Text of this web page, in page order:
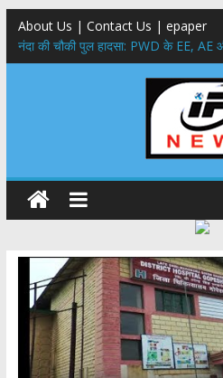
About Us | Contact Us | epaper
नंदा की चौकी पुल हादसा: PWD के EE, AE
पर सख्त कार्रवाई
सरकारी नीतियों में शामिल किए जाएंगे छात्र
विद्यार्थी मंथन कार्यक्रम में शामिल हुए सीएम
उत्तराखंड में बढ़ेंगे राजस्व के स्रोत: इको-
मुख्यमंत्री ने उत्तराखण्ड क्षत्रिय कल्याण
स्मारिका का किया विमोचन
मुख्यमंत्री ने हर घर तिरंगा यात्रा कार्यक्रम में
प्रदेशवासियों से स्वतंत्रता दिवस पर अपने घरों